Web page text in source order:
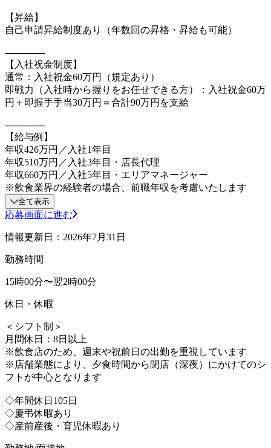
【昇給】
自己申請昇給制度あり（年数回の昇格・昇給も可能）
──────
【入社祝金制度】
通常：入社祝金60万円（規定あり）
即戦力（入社時から握りをお任せできる方）：入社祝金60万
円＋即握手手当30万円＝合計90万円を支給
──────
【給与例】
年収426万円／入社1年目
年収510万円／入社3年目・店長代理
年収660万円／入社5年目・エリアマネージャー
※飲食業界の経験者の場合、前職年収を考慮いたします
全て表示
応募画面に進む
情報更新日：2026年7月31日
勤務時間
15時00分〜翌2時00分
休日・休暇
＜シフト制＞
月間休日：8日以上
※飲食店のため、週末や祝前日の出勤を重視しています
※店舗業態により、夕食時間から閉店（深夜）にかけてのシ
フトが中心となります
◇年間休日105日
◇慶弔休暇あり
◇産前産後・育児休暇あり